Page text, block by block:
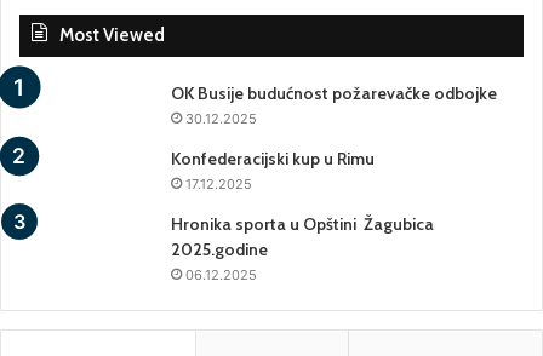
Most Viewed
OK Busije budućnost požarevačke odbojke
30.12.2025
Konfederacijski kup u Rimu
17.12.2025
Hronika sporta u Opštini Žagubica
2025.godine
06.12.2025